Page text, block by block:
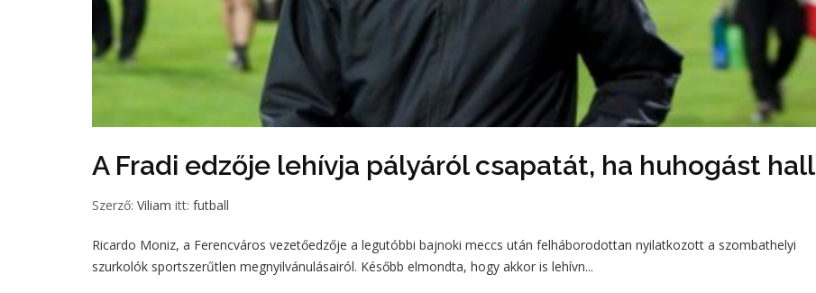
A Fradi edzője lehívja pályáról csapatát, ha huhogást hall
Szerző: Viliam itt: futball
Ricardo Moniz, a Ferencváros vezetőedzője a legutóbbi bajnoki meccs után felháborodottan nyilatkozott a szombathelyi
szurkolók sportszerűtlen megnyilvánulásairól. Később elmondta, hogy akkor is lehívn...